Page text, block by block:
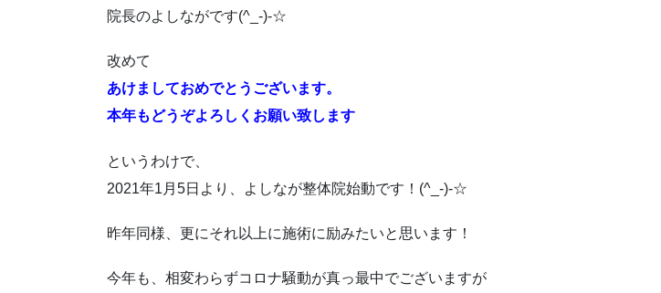
院長のよしながです(^_-)-☆
改めて
あけましておめでとうございます。
本年もどうぞよろしくお願い致します
というわけで、
2021年1月5日より、よしなが整体院始動です！(^_-)-☆
昨年同様、更にそれ以上に施術に励みたいと思います！
今年も、相変わらずコロナ騒動が真っ最中でございますが